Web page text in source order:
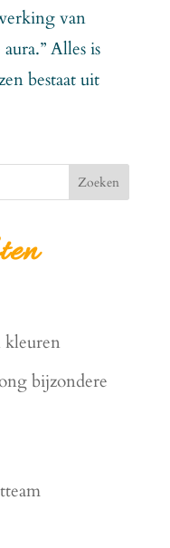
van
Alles is
bestaat uit
Zoeken
kleuren
bijzondere